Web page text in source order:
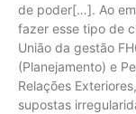
de poder[…]. Ao
fazer esse tipo de
União da gestão
(Planejamento) e
Relações
supostas